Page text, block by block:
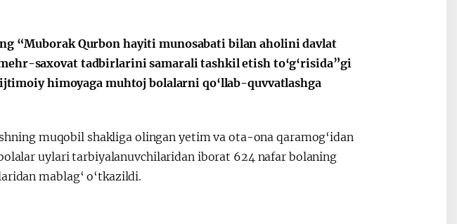
раислигида
ўтказилган
видеоселектор
“Muborak Qurbon hayiti munosabati bilan aholini davlat
saxovat tadbirlarini samarali tashkil etish to‘g‘risida”gi
himoyaga muhtoj bolalarni qo‘llab-quvvatlashga
muqobil shakliga olingan yetim va ota-ona qaramog‘idan
uylari tarbiyalanuvchilaridan iborat 624 nafar bolaning
mablag‘ o‘tkazildi.